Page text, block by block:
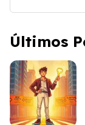
Últimos